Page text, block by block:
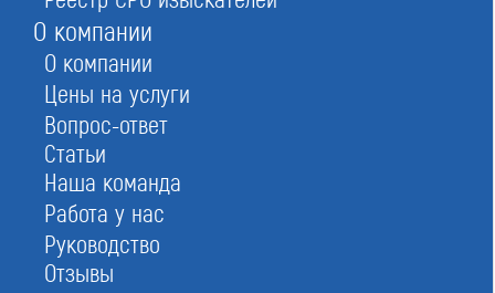
О компании
О компании
Цены на услуги
Вопрос-ответ
Статьи
Наша команда
Работа у нас
Руководство
Отзывы